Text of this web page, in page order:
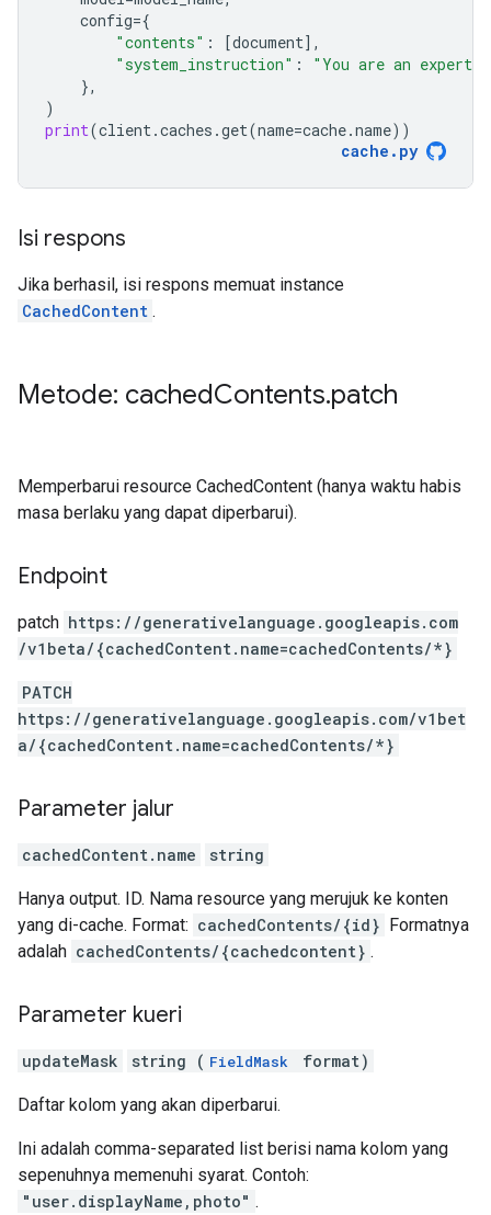
config={
"contents" : [document],
"system_instruction" :
"You are an expert
},
)
print(client.caches .get(name=cache.name))
cache . py
Isi respons
Jika berhasil, isi respons memuat instance
CachedContent .
Metode: cachedContents.patch
Memperbarui resource CachedContent (hanya waktu habis
masa berlaku yang dapat diperbarui).
Endpoint
patch https: / /generativelanguage.googleapis.com
/v1beta/{cachedContent.name=cachedContents/*}
PATCH
https://generativelanguage.googleapis.com/v1bet
a/{cachedContent.name=cachedContents/*}
Parameter jalur
cachedContent.name string
Hanya output. ID. Nama resource yang merujuk ke konten
yang di-cache. Format: cachedContents/{id} Formatnya
adalah cachedContents/{cachedcontent} .
Parameter kueri
updateMask string ( FieldMask format)
Daftar kolom yang akan diperbarui.
Ini adalah comma-separated list berisi nama kolom yang
sepenuhnya memenuhi syarat. Contoh:
"user.displayName,photo" .